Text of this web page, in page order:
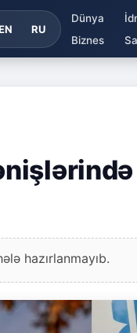
RU
Dünya
Biznes
hazırlanmayıb.